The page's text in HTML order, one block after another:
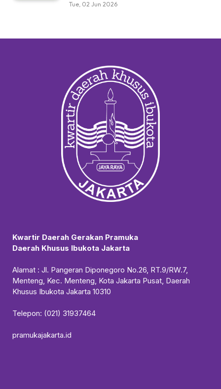
Tue, 02 Jun 2026
Kwartir Daerah Gerakan Pramuka
Daerah Khusus Ibukota Jakarta
Alamat : Jl. Pangeran Diponegoro No.26, RT.9/RW.7,
Menteng, Kec. Menteng, Kota Jakarta Pusat, Daerah
Khusus Ibukota Jakarta 10310
Telepon: (021) 31937464
pramukajakarta.id